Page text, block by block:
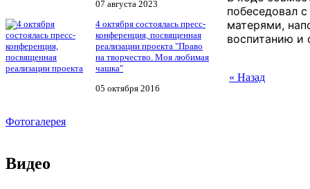
07 августа 2023
4 октября состоялась пресс-
конференция, посвященная
реализации проекта "Право
на творчество. Моя любимая
чашка"
05 октября 2016
Фотогалерея
Видео
побеседовал
матерями,
воспитанию и
« Назад